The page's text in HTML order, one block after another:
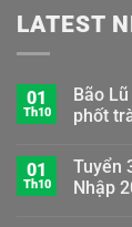
LATEST
01
Th10
Bão
phốt
01
Th10
Tuyển
Nhập